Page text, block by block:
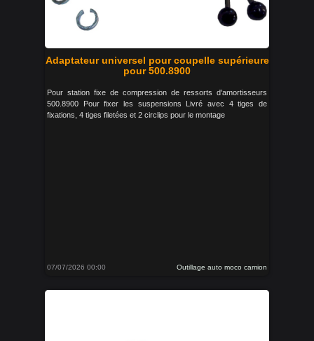
Adaptateur universel pour coupelle supérieure
pour 500.8900
Pour station fixe de compression de ressorts d'amortisseurs
500.8900 Pour fixer les suspensions Livré avec 4 tiges de
fixations, 4 tiges filetées et 2 circlips pour le montage
07/07/2026 00:00 Outillage auto moco camion